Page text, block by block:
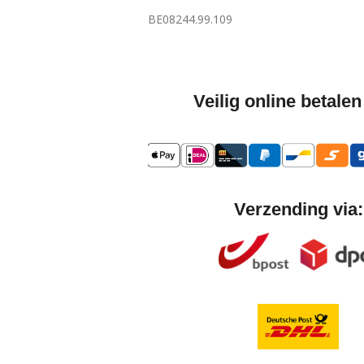
BE08244.99.109
Veilig online
Verzending via: